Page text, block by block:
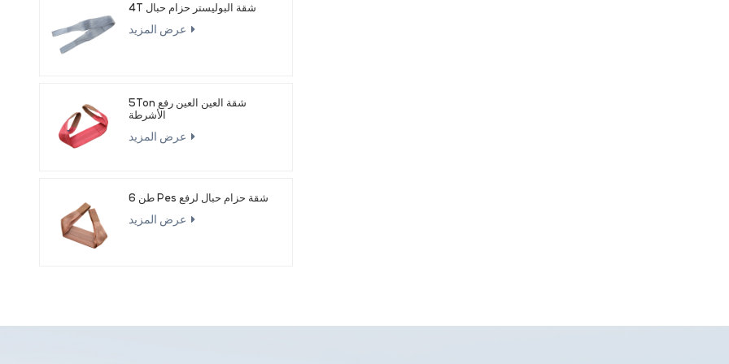
4T شقة البوليستر حزام حبال
5Ton شقة العين العين رفع
الأشرطة
6 طن Pes شقة حزام حبال لرفع